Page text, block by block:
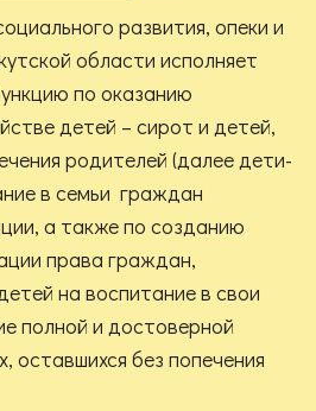
развития, опеки и
области исполняет
по оказанию
детей – сирот и детей,
родителей (далее дети-
в семьи граждан
а также по созданию
права граждан,
на воспитание в свои
полной и достоверной
оставшихся без попечения